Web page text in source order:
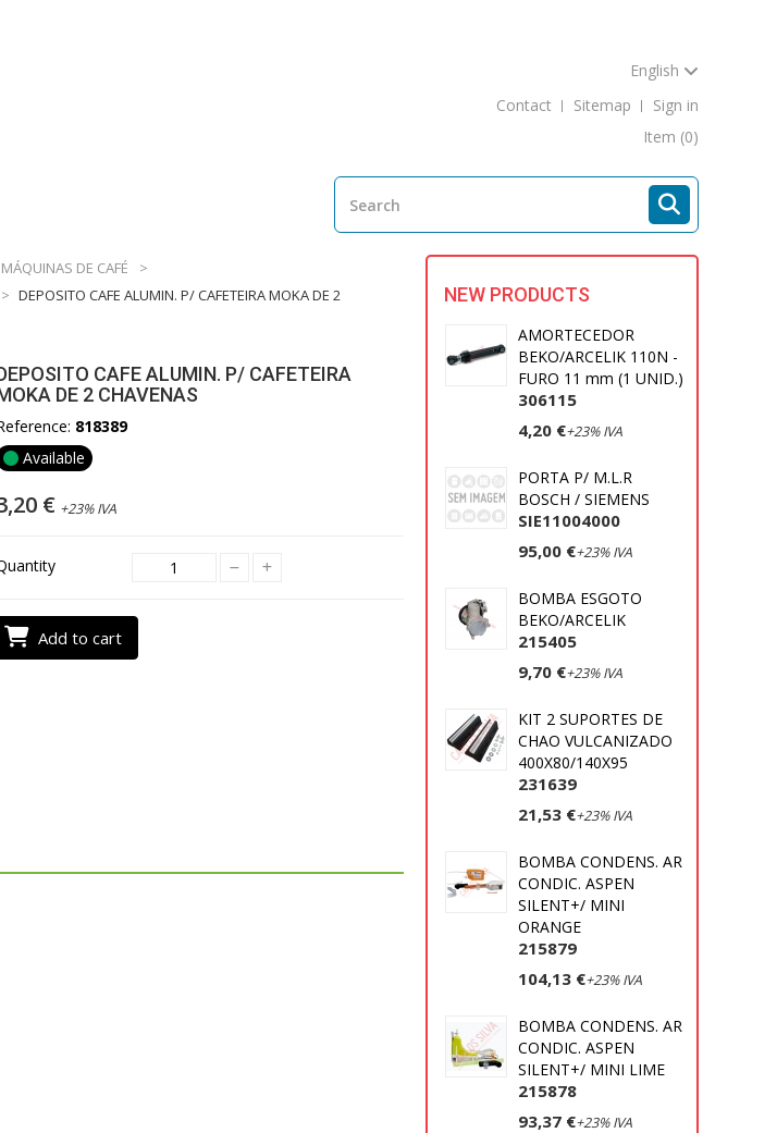
English
Sign in
Contact
Sitemap
Item (0)
MÁQUINAS DE CAFÉ
>
> DEPOSITO CAFE ALUMIN. P/ CAFETEIRA MOKA DE 2
CAFE ALUMIN. P/ CAFETEIRA
DE 2 CHAVENAS
818389
Available
€ +23% IVA
Add to cart
NEW PRODUCTS
AMORTECEDOR
BEKO/ARCELIK 110N -
FURO 11 mm (1 UNID.)
306115
4,20 €+23% IVA
PORTA P/ M.L.R
BOSCH / SIEMENS
SIE11004000
95,00 €+23% IVA
BOMBA ESGOTO
BEKO/ARCELIK
215405
9,70 €+23% IVA
KIT 2 SUPORTES DE
CHAO VULCANIZADO
400X80/140X95
231639
21,53 €+23% IVA
BOMBA CONDENS. AR
CONDIC. ASPEN
SILENT+/ MINI
ORANGE
215879
104,13 €+23% IVA
BOMBA CONDENS. AR
CONDIC. ASPEN
SILENT+/ MINI LIME
215878
93,37 €+23% IVA